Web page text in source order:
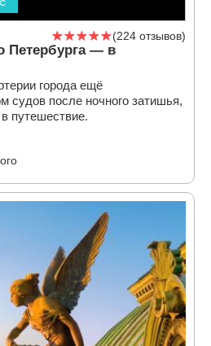
224 отзывов
Петербурга — в
города ещё
судов после ночного затишья,
путешествие.